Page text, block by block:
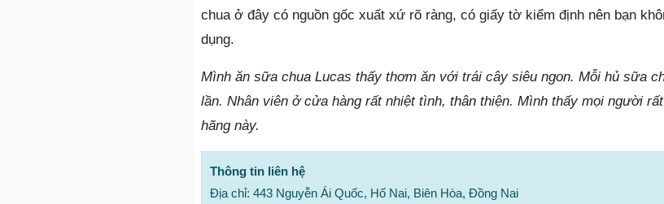
chua ở đây có nguồn gốc xuất xứ rõ ràng, có giấy tờ kiểm định nên bạn
dụng.
Mình ăn sữa chua Lucas thấy thơm ăn với trái cây siêu ngon. Mỗi hủ sữa
lần. Nhân viên ở cửa hàng rất nhiệt tình, thân thiện. Mình thấy mọi người
hãng này.
Thông tin liên hệ
Địa chỉ: 443 Nguyễn Ái Quốc, Hố Nai, Biên Hòa, Đồng Nai